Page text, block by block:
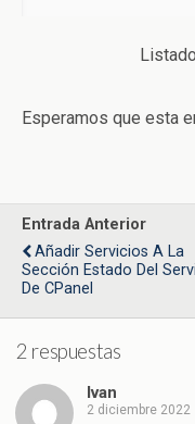
Esperamos que esta
Entrada Anterior
Añadir Servicios A La
Sección Estado Del
De CPanel
2 respuestas
Ivan
2 diciembre 2022